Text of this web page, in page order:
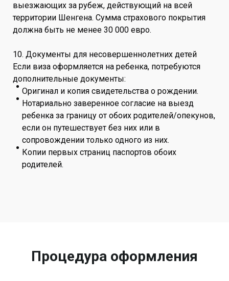
выезжающих за рубеж, действующий на всей
территории Шенгена. Сумма страхового покрытия
должна быть не менее 30 000 евро.
10. Документы для несовершеннолетних детей
Если виза оформляется на ребенка, потребуются
дополнительные документы:
Оригинал и копия свидетельства о рождении.
Нотариально заверенное согласие на выезд
ребенка за границу от обоих родителей/опекунов,
если он путешествует без них или в
сопровождении только одного из них.
Копии первых страниц паспортов обоих
родителей.
Процедура оформления